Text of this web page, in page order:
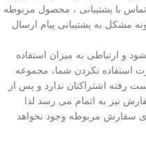
با پشتیبانی ، محصول مربوطه
مشکل به پشتیبانی پیام ارسال
و ارتباطی به میزان استفاده
استفاده نکردن شما، مجموعه
رفته اشتراکتان ندارد و پس از
نیز به اتمام می رسد لذا
سفارش مربوطه وجود نخواهد